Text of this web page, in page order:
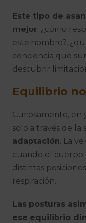
Este tipo de
mejor: ¿cómo
este hombro?,
conciencia que
descubrir
Equilibrio
Curiosamente, en
solo a través de la
adaptación. La
cuando el cuerpo
distintas
respiración.
Las posturas
ese equilibrio